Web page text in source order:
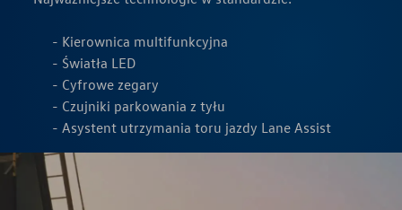
Kierownica multifunkcyjna
Światła LED
Cyfrowe zegary
Czujniki parkowania z tyłu
Asystent utrzymania toru jazdy Lane Assist